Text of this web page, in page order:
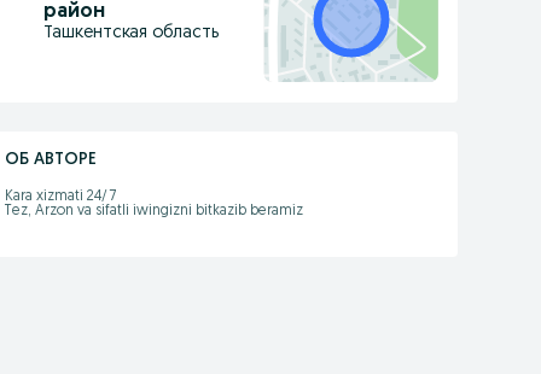
район
Ташкентская область
ОБ АВТОРЕ
Kara xizmati 24/7
Tez, Arzon va sifatli iwingizni bitkazib beramiz